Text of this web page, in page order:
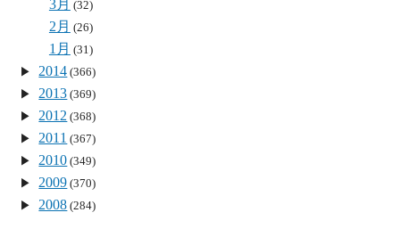
3月 (32)
2月 (26)
1月 (31)
2014 (366)
2013 (369)
2012 (368)
2011 (367)
2010 (349)
2009 (370)
2008 (284)